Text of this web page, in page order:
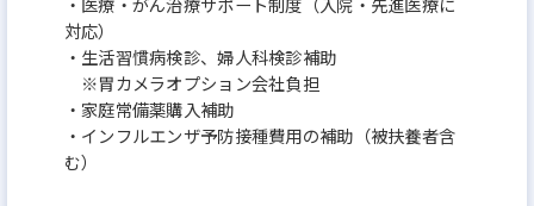
対応）
・生活習慣病検診、婦人科検診補助
※胃カメラオプション会社負担
・家庭常備薬購入補助
・インフルエンザ予防接種費用の補助（被扶養者含
む）